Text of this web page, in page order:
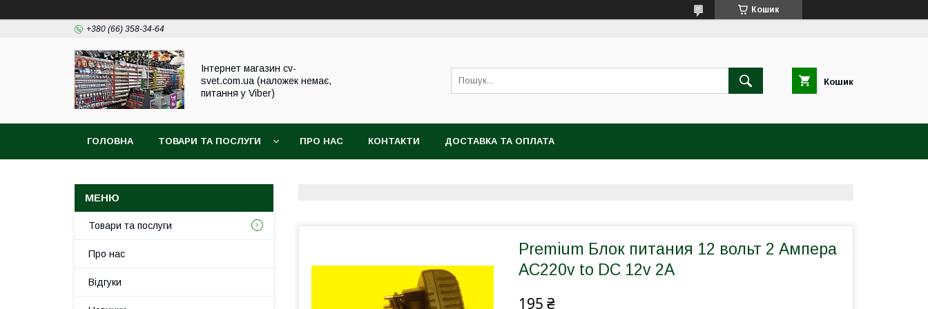
Кошик
+380 (66) 358-34-64
Інтернет магазин cv-
svet.com.ua (наложек немає,
питання у Viber)
Кошик
ГОЛОВНА ТОВАРИ ТА ПОСЛУГИ ПРО НАС КОНТАКТИ ДОСТАВКА ТА ОПЛАТА
Premium Блок питания 12 вольт 2 Ампера
AC220v to DC 12v 2A
195 ₴
Товари та послуги
Про нас
Відгуки